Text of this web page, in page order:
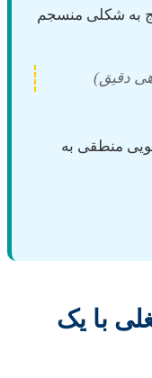
به شکلی منسجم
دقیق)
منطقی به
با یک